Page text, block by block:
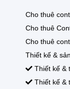
Cho thuê
Cho thuê
Cho thuê
Thiết kế &
Thiết kế &
Thiết kế &